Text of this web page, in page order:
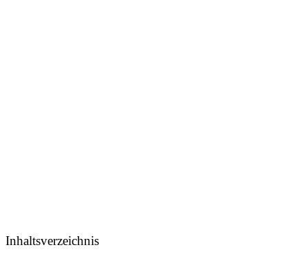
Inhaltsverzeichnis